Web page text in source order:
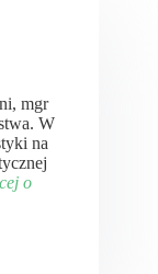
mgr
W
na
o